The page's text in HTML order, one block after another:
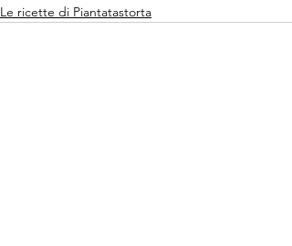
Le ricette di Piantatastorta